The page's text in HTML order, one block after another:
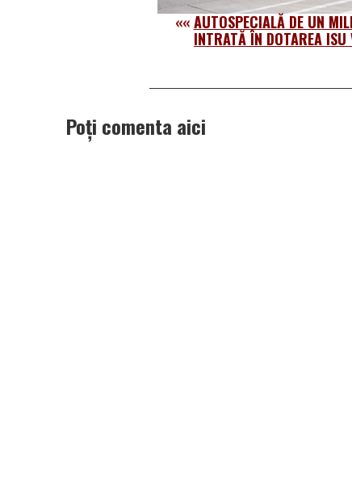
««AUTOSPECIALĂ DE UN
INTRATĂ ÎN DOTAREA ISU
Poți comenta aici